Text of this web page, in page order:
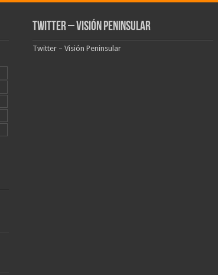
Twitter – Visión Peninsular
Twitter – Visión Peninsular